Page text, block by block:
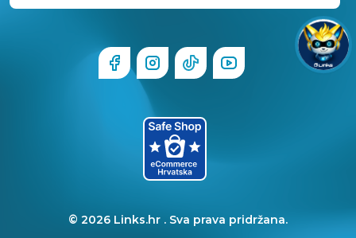
© 2026 Links.hr . Sva prava pridržana.